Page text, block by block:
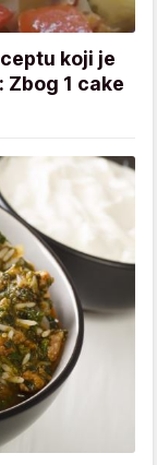
koji je
Zbog 1 cake